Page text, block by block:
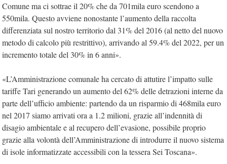
Comune ma ci sottrae il 20% che da 701mila euro scendono a
550mila. Questo avviene nonostante l’aumento della raccolta
differenziata sul nostro territorio dal 31% del 2016 (al netto del nuovo
metodo di calcolo più restrittivo), arrivando al 59.4% del 2022, per un
incremento totale del 30% in 6 anni».
«L’Amministrazione comunale ha cercato di attutire l’impatto sulle
tariffe Tari generando un aumento del 62% delle detrazioni interne da
parte dell’ufficio ambiente: partendo da un risparmio di 468mila euro
nel 2017 siamo arrivati ora a 1.2 milioni, grazie all’indennità di
disagio ambientale e al recupero dell’evasione, possibile proprio
grazie alla volontà dell’Amministrazione di introdurre il nuovo sistema
di isole informatizzate accessibili con la tessera Sei Toscana».